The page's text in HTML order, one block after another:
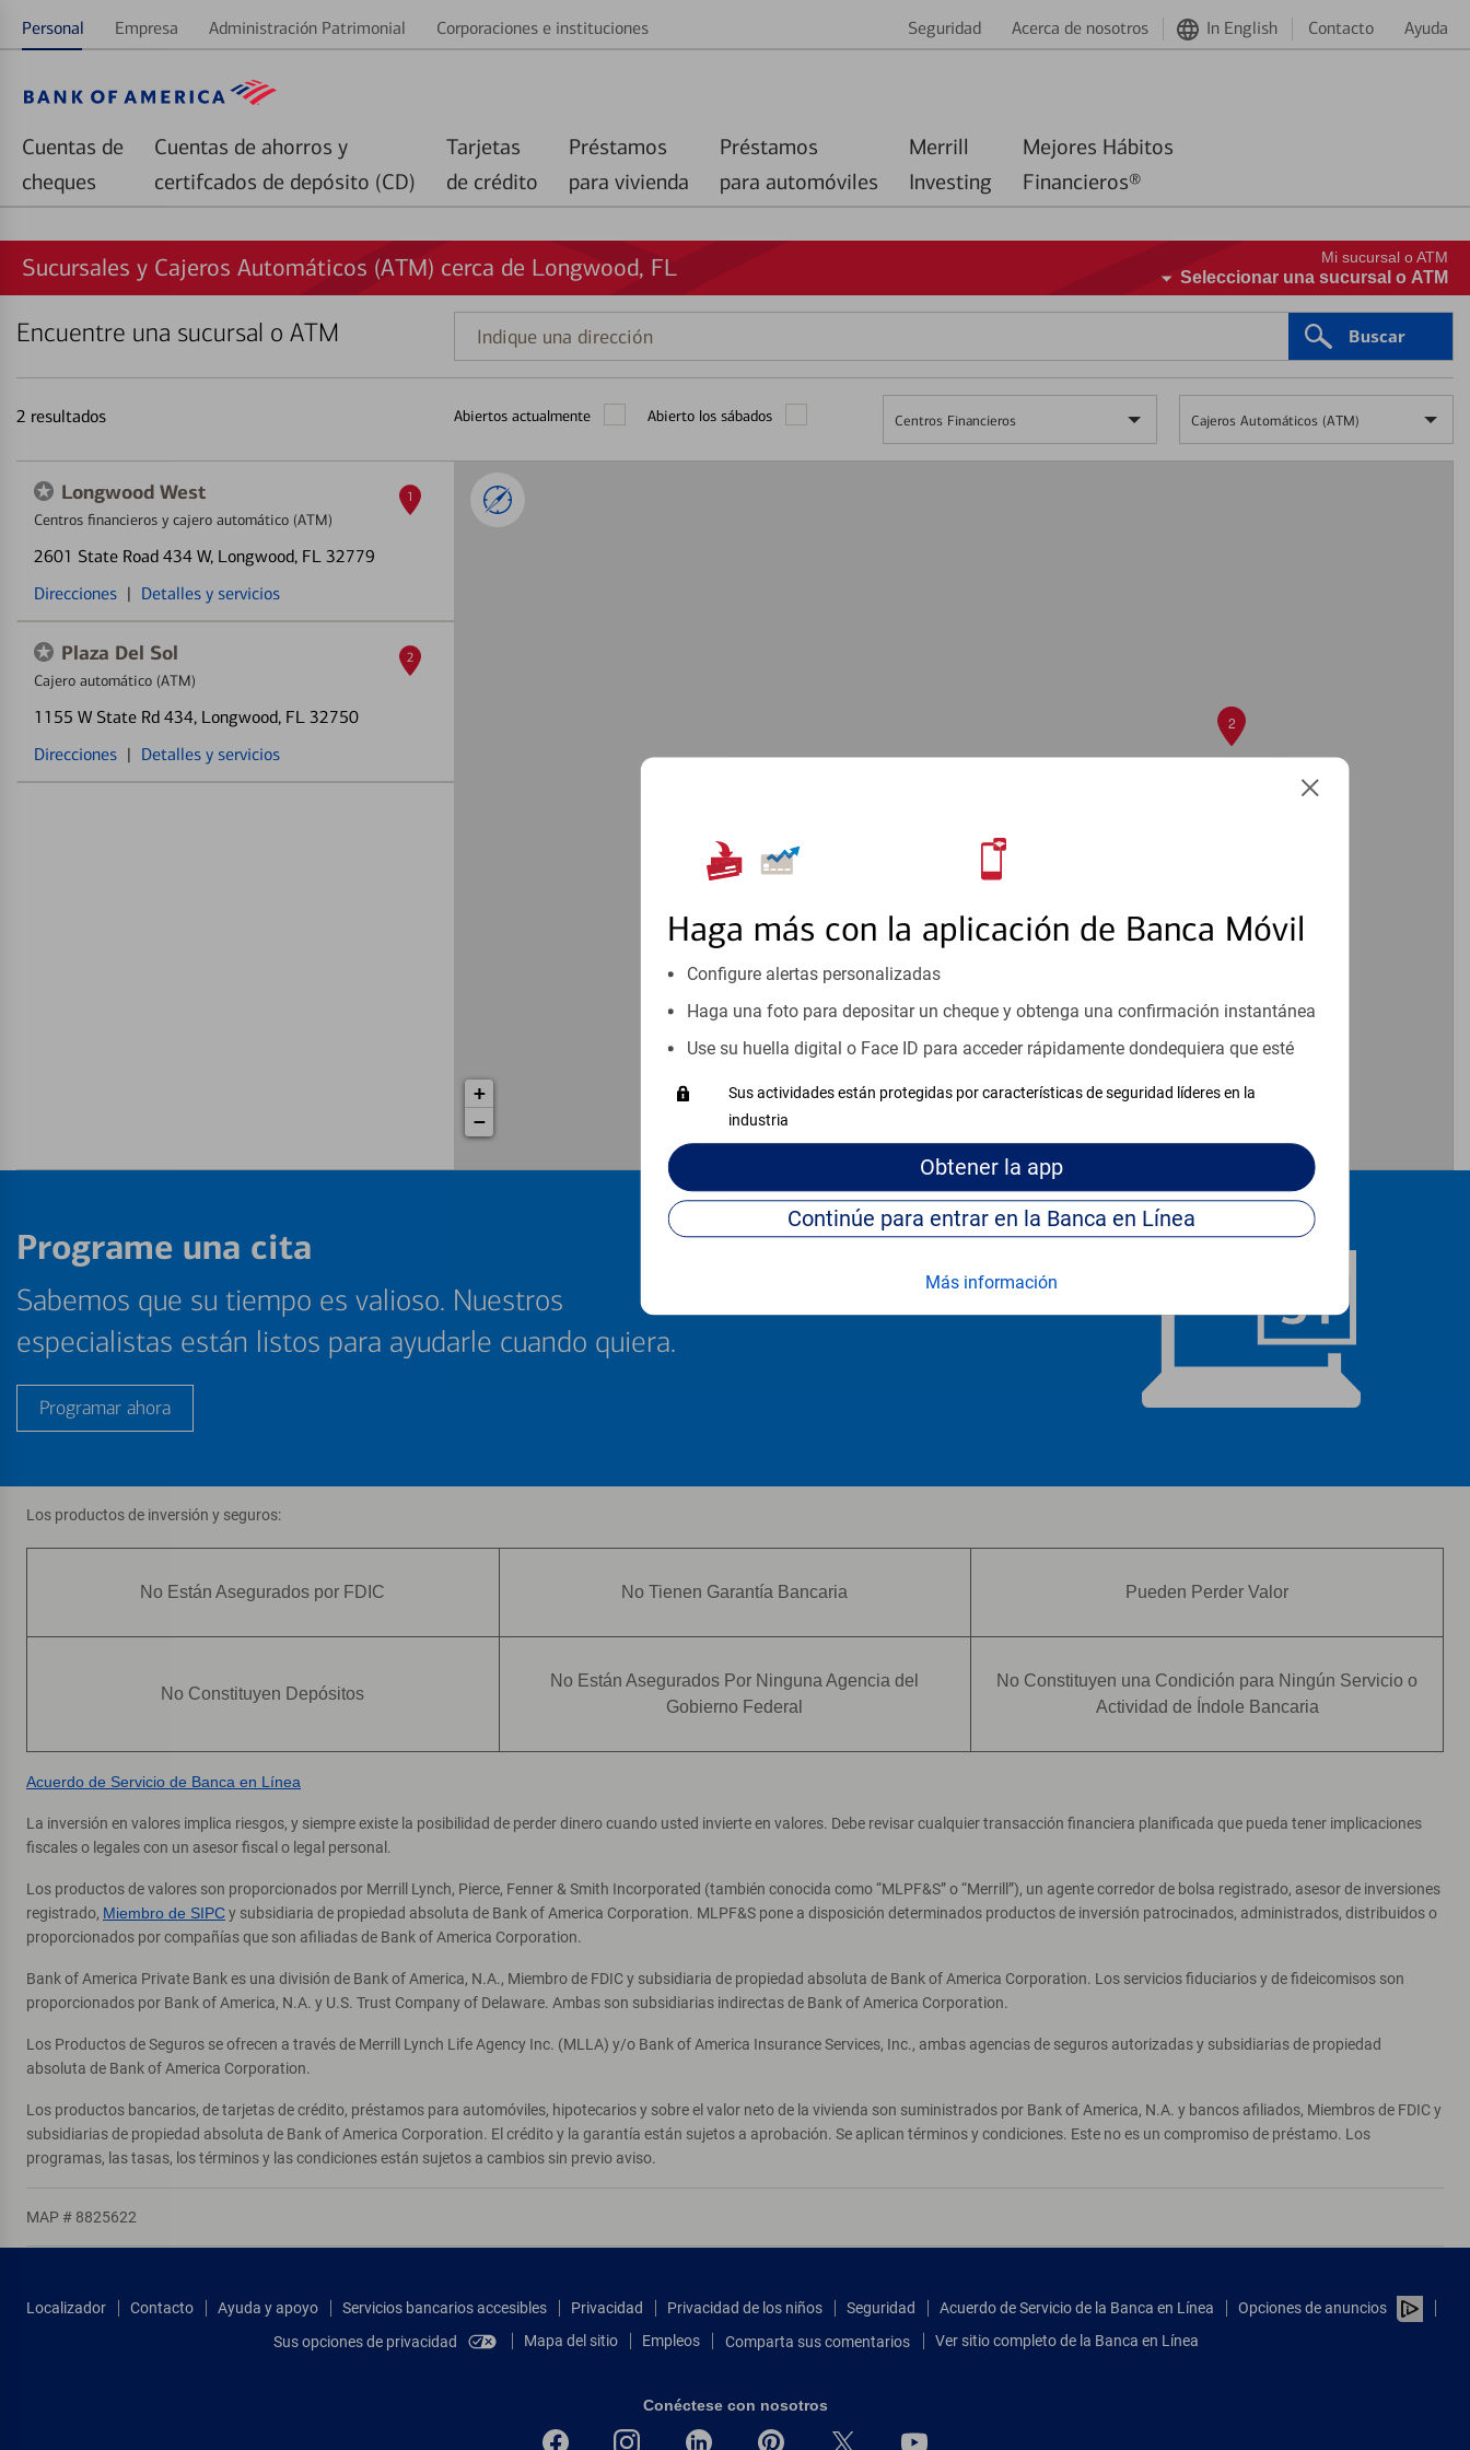
Personal Empresa Administración Patrimonial Corporaciones e instituciones Seguridad Acerca de nosotros In English Contacto Ayuda
Cuentas de
cheques
Cuentas de ahorros y
certifcados de depósito (CD)
Tarjetas
de crédito
Préstamos
para vivienda
Préstamos
para automóviles
Merrill
Investing
Mejores Hábitos
Financieros®
Haga más con la aplicación de Banca Móvil
Configure alertas personalizadas
Haga una foto para depositar un cheque y obtenga una confirmación instantánea
Use su huella digital o Face ID para acceder rápidamente dondequiera que esté
Sus actividades están protegidas por características de seguridad líderes en la
industria
Obtener la app
Continúe para entrar en la Banca en Línea
Más información
Sucursales y Cajeros Automáticos (ATM) cerca de Longwood, FL Mi sucursal o ATM
Seleccionar una sucursal o ATM
Encuentre una sucursal o ATM
Indique
una
Buscar
2 resultados Abiertos actualmente Abierto los sábados Centros Financieros Cajeros Automáticos (ATM)
Longwood West
Centros financieros y cajero automático (ATM)
2601 State Road 434 W, Longwood, FL 32779
Direcciones | Detalles y servicios
1
Plaza Del Sol
Cajero automático (ATM)
1155 W State Rd 434, Longwood, FL 32750
Direcciones | Detalles y servicios
2
2
+
−
Programe una cita
Sabemos que su tiempo es valioso. Nuestros
especialistas están listos para ayudarle cuando quiera.
Programar ahora
Los productos de inversión y seguros:
No Están Asegurados por FDIC No Tienen Garantía Bancaria Pueden Perder Valor
No Constituyen Depósitos
No Están Asegurados Por Ninguna Agencia del
Gobierno Federal
No Constituyen una Condición para Ningún Servicio o
Actividad de Índole Bancaria
Acuerdo de Servicio de Banca en Línea
La inversión en valores implica riesgos, y siempre existe la posibilidad de perder dinero cuando usted invierte en valores. Debe revisar cualquier transacción financiera planificada que pueda tener implicaciones
fiscales o legales con un asesor fiscal o legal personal.
Los productos de valores son proporcionados por Merrill Lynch, Pierce, Fenner & Smith Incorporated (también conocida como “MLPF&S” o “Merrill”), un agente corredor de bolsa registrado, asesor de inversiones
registrado, Miembro de SIPCy subsidiaria de propiedad absoluta de Bank of America Corporation. MLPF&S pone a disposición determinados productos de inversión patrocinados, administrados, distribuidos o
proporcionados por compañías que son afiliadas de Bank of America Corporation.
Bank of America Private Bank es una división de Bank of America, N.A., Miembro de FDIC y subsidiaria de propiedad absoluta de Bank of America Corporation. Los servicios fiduciarios y de fideicomisos son
proporcionados por Bank of America, N.A. y U.S. Trust Company of Delaware. Ambas son subsidiarias indirectas de Bank of America Corporation.
Los Productos de Seguros se ofrecen a través de Merrill Lynch Life Agency Inc. (MLLA) y/o Bank of America Insurance Services, Inc., ambas agencias de seguros autorizadas y subsidiarias de propiedad
absoluta de Bank of America Corporation.
Los productos bancarios, de tarjetas de crédito, préstamos para automóviles, hipotecarios y sobre el valor neto de la vivienda son suministrados por Bank of America, N.A. y bancos afiliados, Miembros de FDIC y
subsidiarias de propiedad absoluta de Bank of America Corporation. El crédito y la garantía están sujetos a aprobación. Se aplican términos y condiciones. Este no es un compromiso de préstamo. Los
programas, las tasas, los términos y las condiciones están sujetos a cambios sin previo aviso.
MAP # 8825622
Localizador Contacto Ayuda y apoyo Servicios bancarios accesibles Privacidad Privacidad de los niños Seguridad Acuerdo de Servicio de la Banca en Línea
Opciones de anuncios
Sus opciones de privacidad
Mapa del sitio Empleos Comparta sus comentarios Ver sitio completo de la Banca en Línea
Conéctese con nosotros